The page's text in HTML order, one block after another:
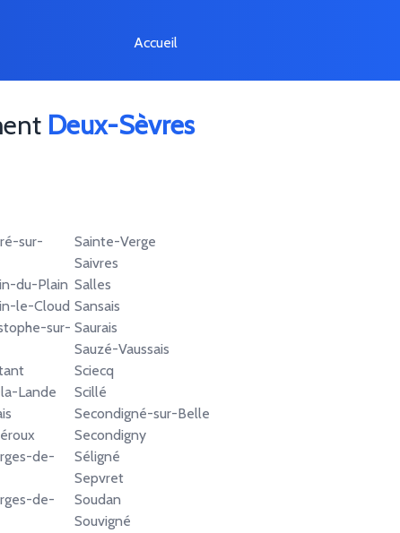
Accueil
Deux-Sèvres
sur-
du-Plain
le-Cloud
sur-
Lande
de-
de-
Sainte-Verge
Saivres
Salles
Sansais
Saurais
Sauzé-Vaussais
Sciecq
Scillé
Secondigné-sur-Belle
Secondigny
Séligné
Sepvret
Soudan
Souvigné